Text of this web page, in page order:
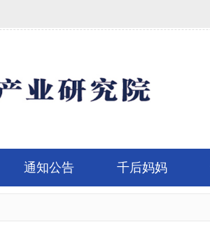
通知公告 千后妈妈